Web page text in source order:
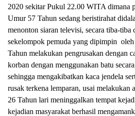
2020 sekitar Pukul 22.00 WITA dimana
Umur 57 Tahun sedang beristirahat
menonton siaran televisi, secara tiba-tiba
sekelompok pemuda yang dipimpin
Tahun melakukan pengrusakan dengan
korban dengan menggunakan batu
sehingga mengakibatkan kaca jendela
rusak terkena lemparan, usai melakukan
26 Tahun lari meninggalkan tempat
kejadian masyarakat berhasil